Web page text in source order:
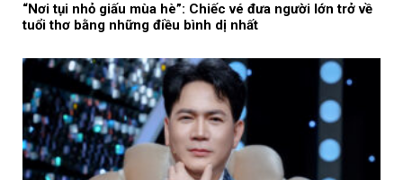
“Nơi tụi nhỏ giấu mùa hè”: Chiếc vé đưa người lớn trở về
tuổi thơ bằng những điều bình dị nhất